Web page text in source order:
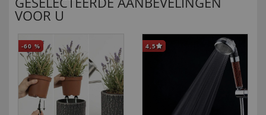
VOOR U
-60 % 4,5